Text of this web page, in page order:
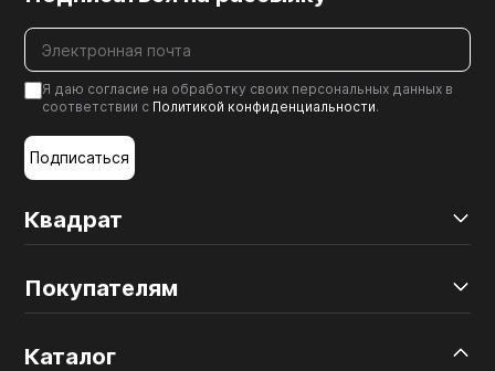
Квадрат
Покупателям
Каталог
Я даю согласие на обработку своих персональных данных в
соответствии с Политикой конфиденциальности.
Подписаться